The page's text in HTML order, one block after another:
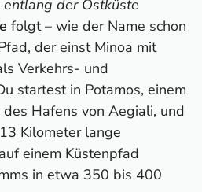
der Ostküste
folgt – wie der Name schon
der einst Minoa mit
Verkehrs- und
startest in Potamos, einem
Hafens von Aegiali, und
Kilometer lange
einem Küstenpfad
in etwa 350 bis 400